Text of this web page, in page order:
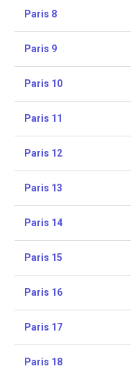
Paris 8
Paris 9
Paris 10
Paris 11
Paris 12
Paris 13
Paris 14
Paris 15
Paris 16
Paris 17
Paris 18